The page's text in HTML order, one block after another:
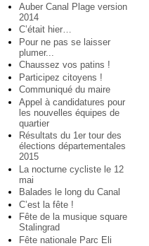
Auber Canal Plage version
2014
C’était hier…
Pour ne pas se laisser
plumer...
Chaussez vos patins !
Participez citoyens !
Communiqué du maire
Appel à candidatures pour
les nouvelles équipes de
quartier
Résultats du 1er tour des
élections départementales
2015
La nocturne cycliste le 12
mai
Balades le long du Canal
C’est la fête !
Fête de la musique square
Stalingrad
Fête nationale Parc Eli